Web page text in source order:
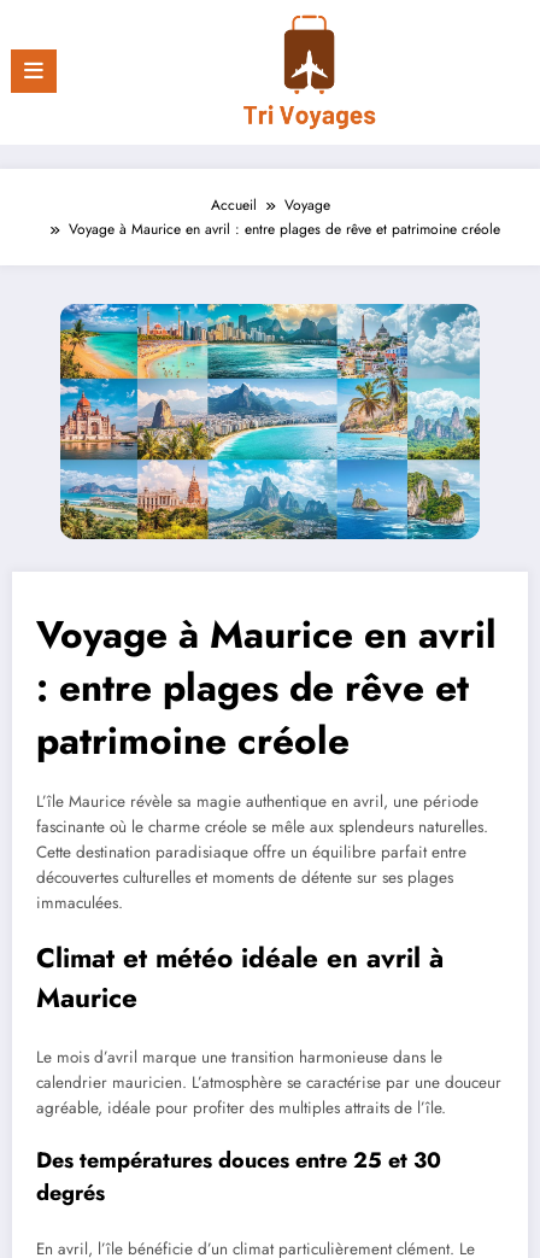
contenu
Accueil
Voyage
Voyage à Maurice en avril : entre plages de rêve et patrimoine créole
Voyage à Maurice en avril
: entre plages de rêve et
patrimoine créole
L’île Maurice révèle sa magie authentique en avril, une période
fascinante où le charme créole se mêle aux splendeurs naturelles.
Cette destination paradisiaque offre un équilibre parfait entre
découvertes culturelles et moments de détente sur ses plages
immaculées.
Climat et météo idéale en avril à
Maurice
Le mois d’avril marque une transition harmonieuse dans le
calendrier mauricien. L’atmosphère se caractérise par une douceur
agréable, idéale pour profiter des multiples attraits de l’île.
Des températures douces entre 25 et 30
degrés
En avril, l’île bénéficie d’un climat particulièrement clément. Le